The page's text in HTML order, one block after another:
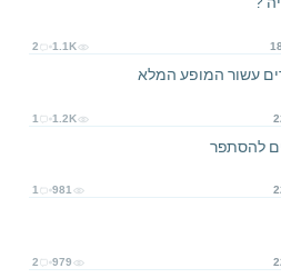
2 1.1K
עשור המופע המלא
1 1.2K
להסתפר
1 981
2 979